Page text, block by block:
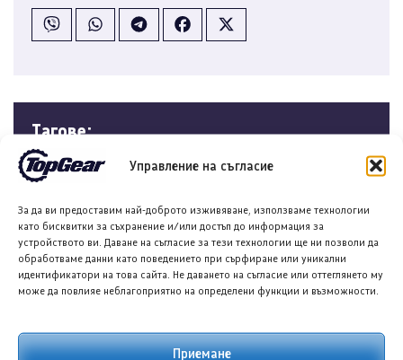
Управление на съгласие
За да ви предоставим най-доброто изживяване, използваме технологии
като бисквитки за съхранение и/или достъп до информация за
устройството ви. Даване на съгласие за тези технологии ще ни позволи да
обработваме данни като поведението при сърфиране или уникални
идентификатори на това сайта. Не даването на съгласие или оттеглянето му
може да повлияе неблагоприятно на определени функции и възможности.
Приемане
Tагове:
FORD IMG HYBRID DEBUT